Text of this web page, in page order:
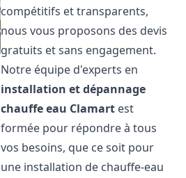
compétitifs et transparents,
nous vous proposons des devis
gratuits et sans engagement.
Notre équipe d'experts en
installation et dépannage
chauffe eau Clamart est
formée pour répondre à tous
vos besoins, que ce soit pour
une installation de chauffe-eau